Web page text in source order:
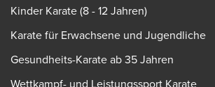
Kinder Karate (8 - 12 Jahren)
Karate für Erwachsene und Jugendliche
Gesundheits-Karate ab 35 Jahren
Wettkampf- und Leistungssport Karate